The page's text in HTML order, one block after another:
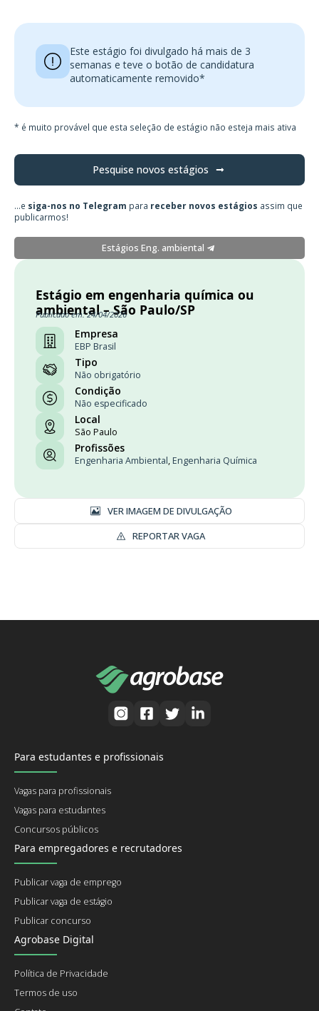
Este estágio foi divulgado há mais de 3
semanas e teve o botão de candidatura
automaticamente removido*
* é muito provável que esta seleção de estágio não esteja mais ativa
Pesquise novos estágios
...e siga-nos no Telegram para receber novos estágios assim que
publicarmos!
Estágios Eng. ambiental
Estágio em engenharia química ou
ambiental – São Paulo/SP
Publicado em: 24/04/2026
Empresa
EBP Brasil
Tipo
Não obrigatório
Condição
Não especificado
Local
São Paulo
Profissões
Engenharia Ambiental, Engenharia Química
VER IMAGEM DE DIVULGAÇÃO
REPORTAR VAGA
Para estudantes e profissionais
Vagas para profissionais
Vagas para estudantes
Concursos públicos
Para empregadores e recrutadores
Publicar vaga de emprego
Publicar vaga de estágio
Publicar concurso
Agrobase Digital
Política de Privacidade
Termos de uso